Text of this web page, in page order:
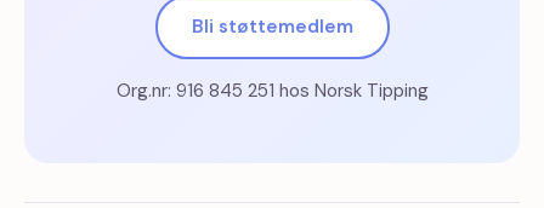
Bli støttemedlem
Org.nr: 916 845 251 hos Norsk Tipping